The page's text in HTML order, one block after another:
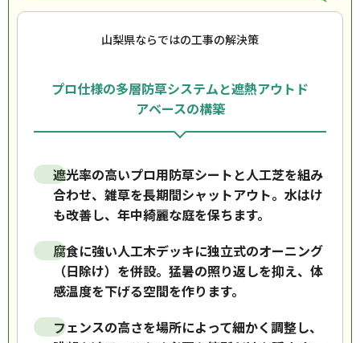
山梨県ならではの工事の解決策
プロ仕様の多層防草システムと遮熱アウトド
アベースの構築
遮光率の高いプロ用防草シートと人工芝を組み
合わせ、雑草を長期間シャットアウト。水はけ
も改善し、年中綺麗な庭を保ちます。
腐食に強い人工木デッキに独立式のオーニング
（日除け）を併設。猛暑の照り返しを抑え、体
感温度を下げる空間を作ります。
フェンスの高さを場所によって細かく調整し、